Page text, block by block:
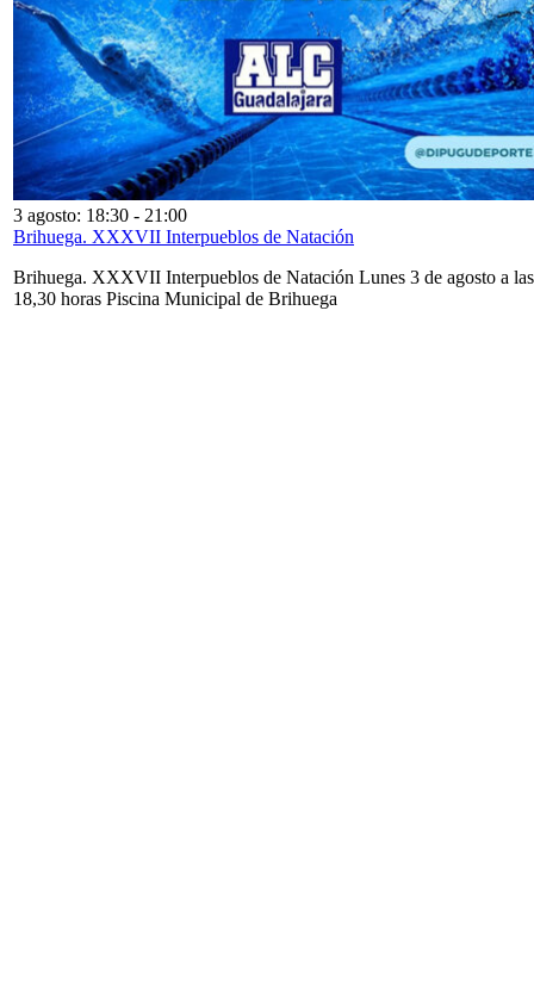
3 agosto: 18:30 - 21:00
Brihuega. XXXVII Interpueblos de Natación
Brihuega. XXXVII Interpueblos de Natación Lunes 3 de agosto a las
18,30 horas Piscina Municipal de Brihuega